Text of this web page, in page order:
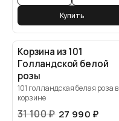
Купить
Корзина из 101
Голландской белой
розы
101 голландская белая роза в
корзине
31 100₽ 27 990 ₽